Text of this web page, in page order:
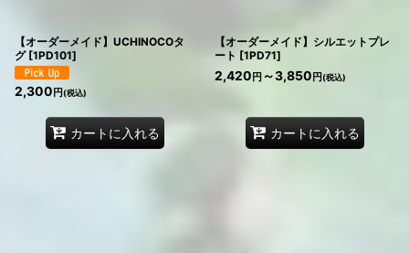
【オーダーメイド】UCHINOCOタ
グ [1PD101]
2,300 円(税込)
カートに入れる
【オーダーメイド】シルエットプレ
ート [1PD71]
2,420 円 ～3,850 円(税込)
カートに入れる